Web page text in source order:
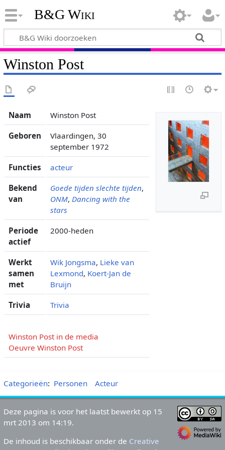
B&G Wiki
Winston Post
Naam Winston Post
Geboren
Vlaardingen, 30
september 1972
Functies acteur
Bekend
van
Goede tijden slechte tijden,
ONM, Dancing with the
stars
Periode
actief
2000-heden
Werkt
samen
met
Wik Jongsma, Lieke van
Lexmond, Koert-Jan de
Bruijn
Trivia Trivia
Winston Post in de media
Oeuvre Winston Post
Categorieën: Personen Acteur
Deze pagina is voor het laatst bewerkt op 15
mrt 2013 om 14:19.
De inhoud is beschikbaar onder de Creative